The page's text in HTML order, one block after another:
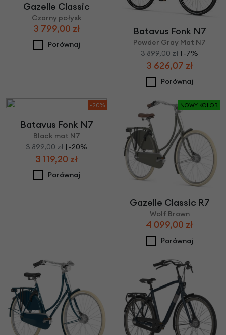
Gazelle Classic
Czarny połysk
3 799,00 zł
Porównaj
Batavus Fonk N7
Powder Gray Mat N7
3 899,00 zł | -7%
3 626,07 zł
Porównaj
-20%
Batavus Fonk N7
Black mat N7
3 899,00 zł | -20%
3 119,20 zł
Porównaj
NOWY KOLOR
Gazelle Classic R7
Wolf Brown
4 099,00 zł
Porównaj